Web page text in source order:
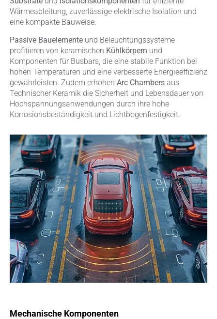
Wärmeableitung, zuverlässige elektrische Isolation und
eine kompakte Bauweise.
Passive Bauelemente und Beleuchtungssysteme
profitieren von keramischen Kühlkörpern und
Komponenten für Busbars, die eine stabile Funktion bei
hohen Temperaturen und eine verbesserte Energieeffizienz
gewährleisten. Zudem erhöhen Arc Chambers aus
Technischer Keramik die Sicherheit und Lebensdauer von
Hochspannungsanwendungen durch ihre hohe
Korrosionsbeständigkeit und Lichtbogenfestigkeit.
Mechanische Komponenten